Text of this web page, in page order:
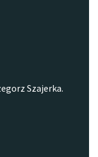
Szajerka.